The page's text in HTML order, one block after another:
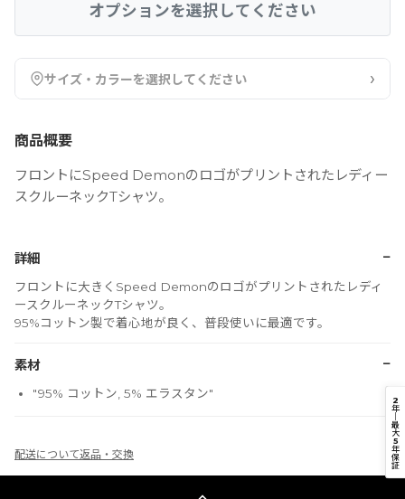
オプションを選択してください
サイズ・カラーを選択してください ›
商品概要
フロントにSpeed Demonのロゴがプリントされたレディー
スクルーネックTシャツ。
詳細 −
フロントに大きくSpeed Demonのロゴがプリントされたレディ
ースクルーネックTシャツ。
95%コットン製で着心地が良く、普段使いに最適です。
素材 −
"95% コットン, 5% エラスタン"
配送について返品・交換
2
年
｜
最
大
5
年
保
証